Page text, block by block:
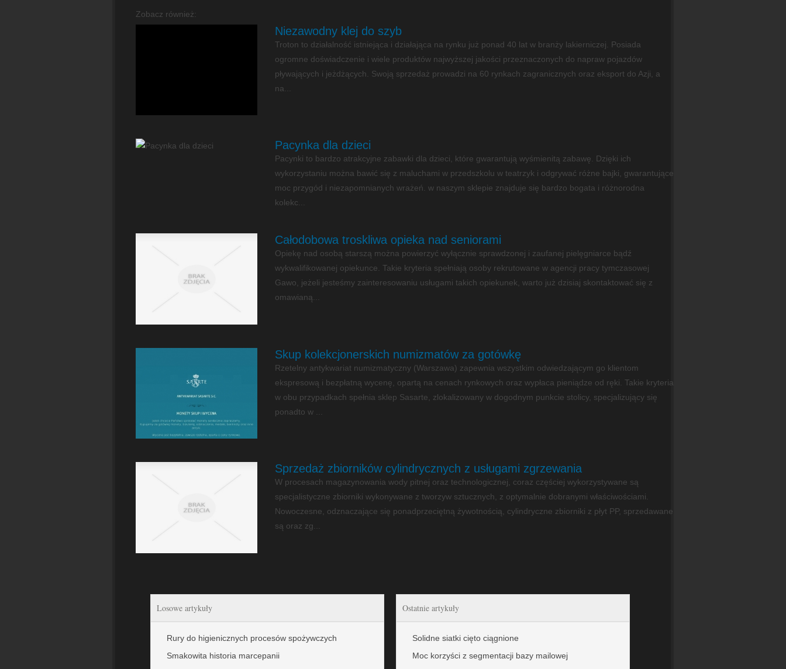
Zobacz również:
Niezawodny klej do szyb
Troton to działalność istniejąca i działająca na rynku już ponad 40 lat w branży lakierniczej. Posiada
ogromne doświadczenie i wiele produktów najwyższej jakości przeznaczonych do napraw pojazdów
pływających i jeżdżących. Swoją sprzedaż prowadzi na 60 rynkach zagranicznych oraz eksport do Azji, a
na...
Pacynka dla dzieci
Pacynki to bardzo atrakcyjne zabawki dla dzieci, które gwarantują wyśmienitą zabawę. Dzięki ich
wykorzystaniu można bawić się z maluchami w przedszkolu w teatrzyk i odgrywać różne bajki, gwarantujące
moc przygód i niezapomnianych wrażeń. w naszym sklepie znajduje się bardzo bogata i różnorodna
kolekc...
Całodobowa troskliwa opieka nad seniorami
Opiekę nad osobą starszą można powierzyć wyłącznie sprawdzonej i zaufanej pielęgniarce bądź
wykwalifikowanej opiekunce. Takie kryteria spełniają osoby rekrutowane w agencji pracy tymczasowej
Gawo, jeżeli jesteśmy zainteresowaniu usługami takich opiekunek, warto już dzisiaj skontaktować się z
omawianą...
Skup kolekcjonerskich numizmatów za gotówkę
Rzetelny antykwariat numizmatyczny (Warszawa) zapewnia wszystkim odwiedzającym go klientom
ekspresową i bezpłatną wycenę, opartą na cenach rynkowych oraz wypłaca pieniądze od ręki. Takie kryteria
w obu przypadkach spełnia sklep Sasarte, zlokalizowany w dogodnym punkcie stolicy, specjalizujący się
ponadto w ...
Sprzedaż zbiorników cylindrycznych z usługami zgrzewania
W procesach magazynowania wody pitnej oraz technologicznej, coraz częściej wykorzystywane są
specjalistyczne zbiorniki wykonywane z tworzyw sztucznych, z optymalnie dobranymi właściwościami.
Nowoczesne, odznaczające się ponadprzeciętną żywotnością, cylindryczne zbiorniki z płyt PP, sprzedawane
są oraz zg...
Losowe artykuły
Rury do higienicznych procesów spożywczych
Smakowita historia marcepanii
Ostatnie artykuły
Solidne siatki cięto ciągnione
Moc korzyści z segmentacji bazy mailowej